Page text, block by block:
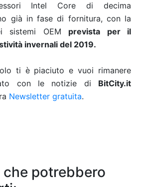
Intel Core di decima
già in fase di fornitura, con la
sistemi OEM prevista per il
invernali del 2019.
ti è piaciuto e vuoi rimanere
con le notizie di BitCity.it
Newsletter gratuita.
che potrebbero